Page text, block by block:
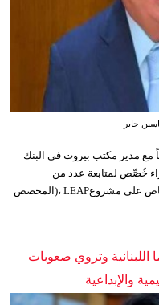
جابر
مع مدير مكتب بيروت في البنك
خُصِّص لمتابعة عدد من
المشاريع قيد التنفيذ، وجرى التركيز بشكل خاص على مشروعLEAP ،(المخصص
وتروي صعوبات
والإبداعية